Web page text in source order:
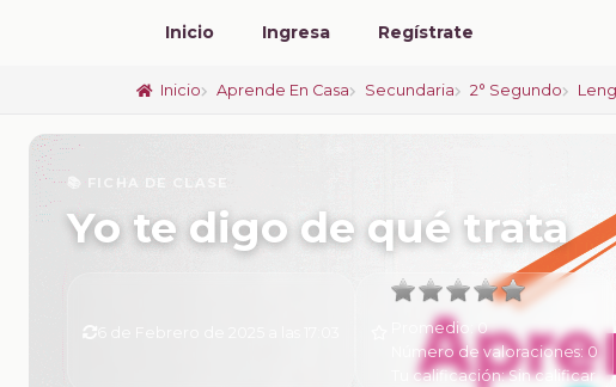
Inicio Ingresa Regístrate
Inicio Aprende En Casa Secundaria 2° Segundo
📚 FICHA DE CLASE
Yo te digo de qué trata
Promedio:0
Número de valoraciones: 0
Tu calificación:Sin calificar